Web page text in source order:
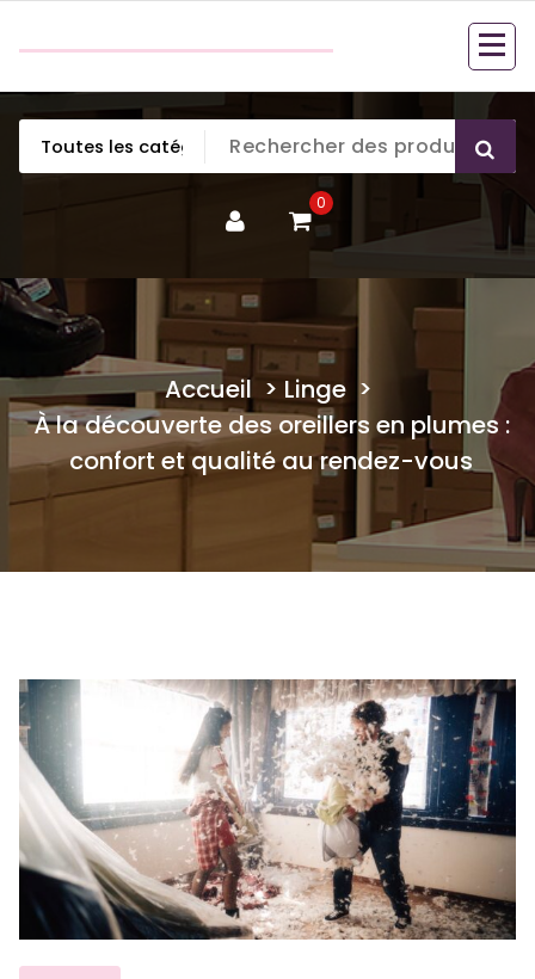
0
Accueil> Linge>
À la découverte des oreillers en plumes :
confort et qualité au rendez-vous